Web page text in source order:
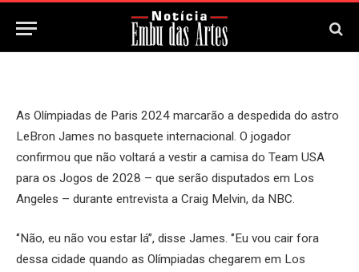
14 de Julho, 2024
As Olímpiadas de Paris 2024 marcarão a despedida do astro
LeBron James no basquete internacional. O jogador
confirmou que não voltará a vestir a camisa do Team USA
para os Jogos de 2028 – que serão disputados em Los
Angeles – durante entrevista a Craig Melvin, da NBC.
‘’Não, eu não vou estar lá’’, disse James. ‘’Eu vou cair fora
dessa cidade quando as Olímpiadas chegarem em Los